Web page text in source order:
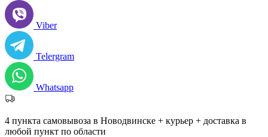
Viber
Telergram
Whatsapp
4 пункта самовывоза в Новодвинске + курьер + доставка в
любой пункт по области